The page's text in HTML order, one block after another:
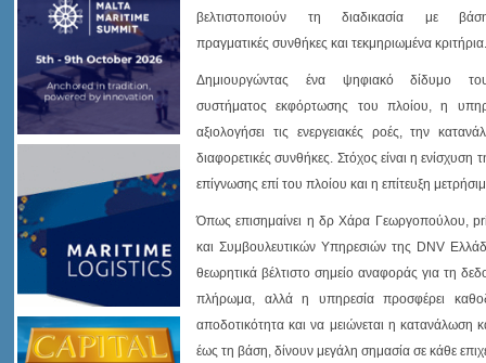
βελτιστοποιούν τη διαδικασία με
πραγματικές συνθήκες και τεκμηριωμένα κριτήρια.
Δημιουργώντας ένα ψηφιακό δίδυμο
συστήματος εκφόρτωσης του πλοίου, η
αξιολογήσει τις ενεργειακές ροές, την
διαφορετικές συνθήκες. Στόχος είναι η ενίσχυση
επίγνωσης επί του πλοίου και η επίτευξη
Όπως επισημαίνει η δρ Χάρα Γεωργοπούλου,
και Συμβουλευτικών Υπηρεσιών της DNV
θεωρητικά βέλτιστο σημείο αναφοράς για τη
πλήρωμα, αλλά η υπηρεσία προσφέρει
αποδοτικότητα και να μειώνεται η
έως τη βάση, δίνουν μεγάλη σημασία σε κάθε